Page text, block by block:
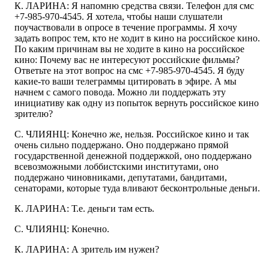
К. ЛАРИНА: Я напомню средства связи. Телефон для смс
+7-985-970-4545. Я хотела, чтобы наши слушатели
поучаствовали в опросе в течение программы. Я хочу
задать вопрос тем, кто не ходит в кино на российское кино.
По каким причинам вы не ходите в кино на российское
кино: Почему вас не интересуют российские фильмы?
Ответьте на этот вопрос на смс +7-985-970-4545. Я буду
какие-то ваши телеграммы цитировать в эфире. А мы
начнем с самого повода. Можно ли поддержать эту
инициативу как одну из попыток вернуть российское кино
зрителю?
С. ЧЛИЯНЦ: Конечно же, нельзя. Российское кино и так
очень сильно поддержано. Оно поддержано прямой
государственной денежной поддержкой, оно поддержано
всевозможными лоббистскими институтами, оно
поддержано чиновниками, депутатами, бандитами,
сенаторами, которые туда вливают бесконтрольные деньги.
К. ЛАРИНА: Т.е. деньги там есть.
С. ЧЛИЯНЦ: Конечно.
К. ЛАРИНА: А зритель им нужен?